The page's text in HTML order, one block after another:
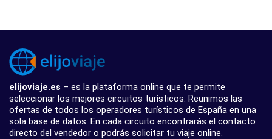
elijoviaje.es – es la plataforma online que te permite
seleccionar los mejores circuitos turísticos. Reunimos las
ofertas de todos los operadores turísticos de España en una
sola base de datos. En cada circuito encontrarás el contacto
directo del vendedor o podrás solicitar tu viaje online.